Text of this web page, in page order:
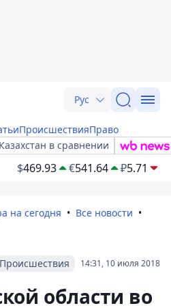
Рус
ПроисшествияПраво
в сравнении
$469.93 €541.64 ₽5.71
на сегодня
Все новости
14:31, 10 июля 2018
Происшествия
области во